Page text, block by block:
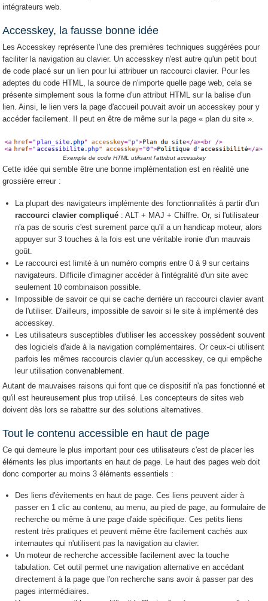
intégrateurs web.
Accesskey, la fausse bonne idée
Les Accesskey représente l'une des premières techniques suggérées pour
faciliter la navigation au clavier. Un accesskey n'est autre qu'un petit bout
de code placé sur un lien pour lui attribuer un raccourci clavier. Pour les
adeptes du code HTML, la source de n'importe quelle page web, cela se
présente simplement sous la forme d'un attribut HTML sur la balise d'un
lien. Ainsi, le lien vers la page d'accueil pouvait avoir un accesskey pour y
accéder facilement. Il peut en être de même sur la page « plan du site ».
Exemple de code HTML utilisant l'attribut accesskey
Cette idée qui semble être une bonne implémentation est en réalité une
grossière erreur :
La plupart des navigateurs implémente des fonctionnalités à partir d'un
raccourci clavier compliqué: ALT + MAJ + Chiffre. Or, si l'utilisateur
n'a pas de souris c'est surement parce qu'il a un handicap moteur, alors
appuyer sur 3 touches à la fois est une véritable ironie d'un mauvais
goût.
Le raccourci est limité à un numéro compris entre 0 à 9 sur certains
navigateurs. Difficile d'imaginer accéder à l'intégralité d'un site avec
seulement 10 combinaison possible.
Impossible de savoir ce qui se cache derrière un raccourci clavier avant
de l'utiliser. D'ailleurs, impossible de savoir si le site à implémenté des
accesskey.
Les utilisateurs susceptibles d'utiliser les accesskey possèdent souvent
des logiciels d'aide à la navigation complémentaires. Or ceux-ci utilisent
parfois les mêmes raccourcis clavier qu'un accesskey, ce qui empêche
leur utilisation convenablement.
Autant de mauvaises raisons qui font que ce dispositif n'a pas fonctionné et
qu'il est heureusement plus trop utilisé. Les concepteurs de sites web
doivent dès lors se rabattre sur des solutions alternatives.
Tout le contenu accessible en haut de page
Ce qui demeure le plus important pour ces utilisateurs c'est de placer les
éléments les plus importants en haut de page. Le haut des pages web doit
donc comporter au moins 3 éléments essentiels :
Des liens d'évitements en haut de page. Ces liens peuvent aider à
passer en 1 clic au contenu, au menu, au pied de page, au formulaire de
recherche ou même à une page d'aide spécifique. Ces petits liens
restent très pratiques et peuvent même être facilement cachés aux
internautes qui n'utilisent pas la navigation au clavier.
Un moteur de recherche accessible facilement avec la touche
tabulation. Cet outil permet une navigation alternative en accédant
directement à la page que l'on recherche sans avoir à passer par des
pages intermédiaires.